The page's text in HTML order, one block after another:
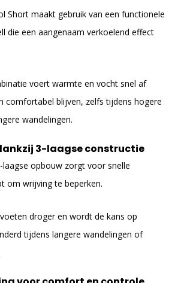
Short maakt gebruik van een functionele
die een aangenaam verkoelend effect
voert warmte en vocht snel af
comfortabel blijven, zelfs tijdens hogere
wandelingen.
3-laagse constructie
laagse opbouw zorgt voor snelle
om wrijving te beperken.
droger en wordt de kans op
tijdens langere wandelingen of